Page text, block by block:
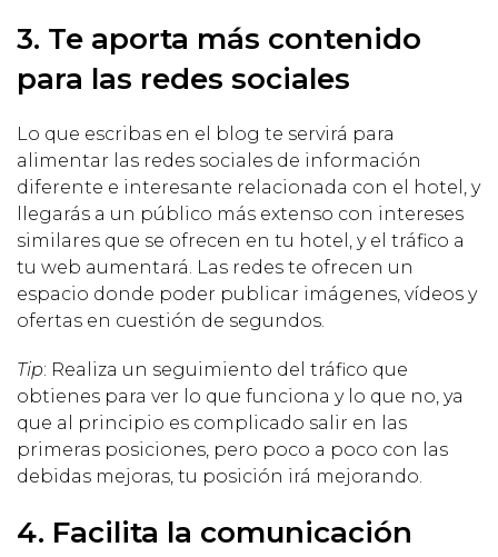
3. Te aporta más contenido
para las redes sociales
Lo que escribas en el blog te servirá para
alimentar las redes sociales de información
diferente e interesante relacionada con el hotel, y
llegarás a un público más extenso con intereses
similares que se ofrecen en tu hotel, y el tráfico a
tu web aumentará. Las redes te ofrecen un
espacio donde poder publicar imágenes, vídeos y
ofertas en cuestión de segundos.
Tip: Realiza un seguimiento del tráfico que
obtienes para ver lo que funciona y lo que no, ya
que al principio es complicado salir en las
primeras posiciones, pero poco a poco con las
debidas mejoras, tu posición irá mejorando.
4. Facilita la comunicación